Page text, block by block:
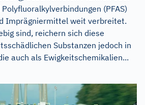
(PFAS)
Imprägniermittel weit verbreitet.
sind, reichern sich diese
Substanzen jedoch in
auch als Ewigkeitschemikalien...